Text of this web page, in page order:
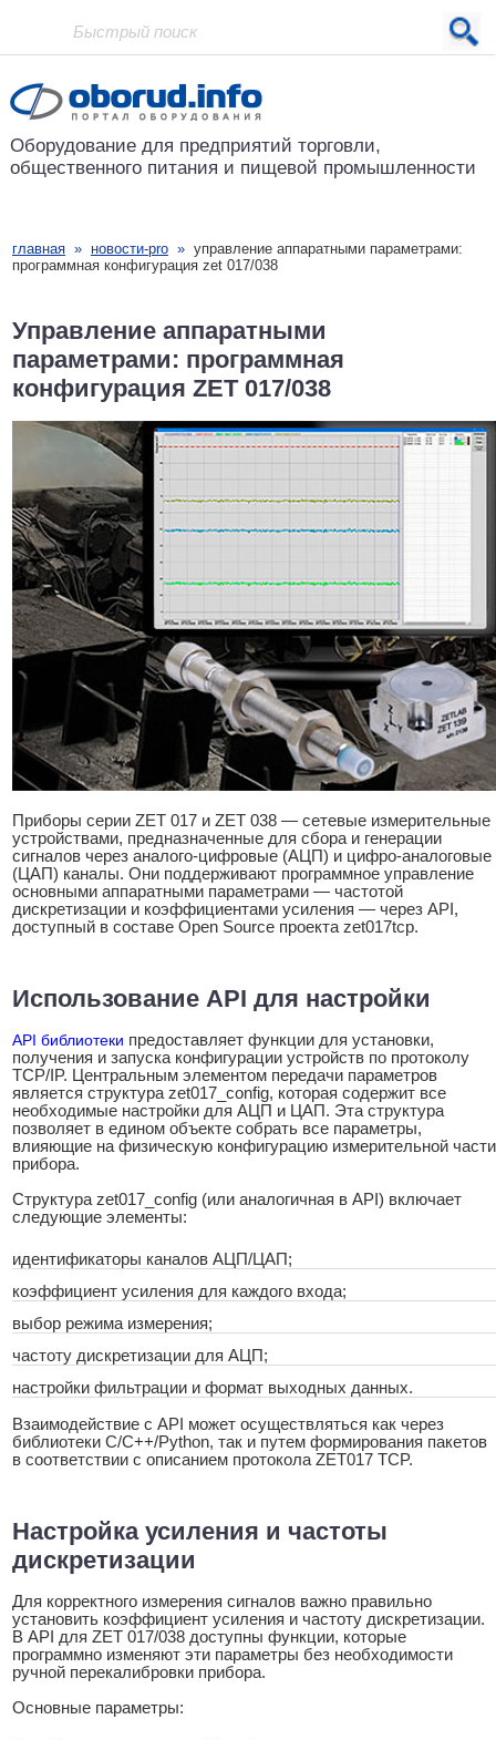
Проект основан в 2001 году
Оборудование для предприятий торговли,
общественного питания и пищевой промышленности
главная » новости-pro » управление аппаратными параметрами:
программная конфигурация zet 017/038
Управление аппаратными
параметрами: программная
конфигурация ZET 017/038
Приборы серии ZET 017 и ZET 038 — сетевые измерительные
устройствами, предназначенные для сбора и генерации
сигналов через аналого-цифровые (АЦП) и цифро-аналоговые
(ЦАП) каналы. Они поддерживают программное управление
основными аппаратными параметрами — частотой
дискретизации и коэффициентами усиления — через API,
доступный в составе Open Source проекта zet017tcp.
Использование API для настройки
API библиотеки предоставляет функции для установки,
получения и запуска конфигурации устройств по протоколу
TCP/IP. Центральным элементом передачи параметров
является структура zet017_config, которая содержит все
необходимые настройки для АЦП и ЦАП. Эта структура
позволяет в едином объекте собрать все параметры,
влияющие на физическую конфигурацию измерительной части
прибора.
Структура zet017_config (или аналогичная в API) включает
следующие элементы:
идентификаторы каналов АЦП/ЦАП;
коэффициент усиления для каждого входа;
выбор режима измерения;
частоту дискретизации для АЦП;
настройки фильтрации и формат выходных данных.
Взаимодействие с API может осуществляться как через
библиотеки C/C++/Python, так и путем формирования пакетов
в соответствии с описанием протокола ZET017 TCP.
Настройка усиления и частоты
дискретизации
Для корректного измерения сигналов важно правильно
установить коэффициент усиления и частоту дискретизации.
В API для ZET 017/038 доступны функции, которые
программно изменяют эти параметры без необходимости
ручной перекалибровки прибора.
Основные параметры: